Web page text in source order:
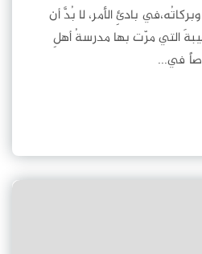
بادئِ الأمر، لا بُدَّ أن
التي مرّت بها مدرسةُ أهلِ
في...